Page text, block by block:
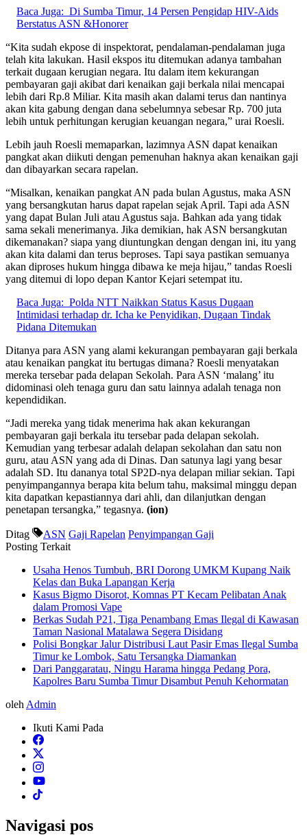
Baca Juga: Di Sumba Timur, 14 Persen Pengidap HIV-Aids
Berstatus ASN &Honorer
“Kita sudah ekpose di inspektorat, pendalaman-pendalaman juga
telah kita lakukan. Hasil ekspos itu ditemukan adanya tambahan
terkait dugaan kerugian negara. Itu dalam item kekurangan
pembayaran gaji akibat dari kenaikan gaji berkala nilai mencapai
lebih dari Rp.8 Miliar. Kita masih akan dalami terus dan nantinya
akan kita gabung dengan dana sebelumnya sebesar Rp. 700 juta
lebih untuk perhitungan kerugian keuangan negara,” urai Roesli.
Lebih jauh Roesli memaparkan, lazimnya ASN dapat kenaikan
pangkat akan diikuti dengan pemenuhan haknya akan kenaikan gaji
dan dibayarkan secara rapelan.
“Misalkan, kenaikan pangkat AN pada bulan Agustus, maka ASN
yang bersangkutan harus dapat rapelan sejak April. Tapi ada ASN
yang dapat Bulan Juli atau Agustus saja. Bahkan ada yang tidak
sama sekali menerimanya. Jika demikian, hak ASN bersangkutan
dikemanakan? siapa yang diuntungkan dengan dengan ini, itu yang
akan kita dalami dan terus beproses. Tapi saya pastikan semuanya
akan diproses hukum hingga dibawa ke meja hijau,” tandas Roesli
yang ditemui di lopo depan Kantor Kejari setempat itu.
Baca Juga: Polda NTT Naikkan Status Kasus Dugaan
Intimidasi terhadap dr. Icha ke Penyidikan, Dugaan Tindak
Pidana Ditemukan
Ditanya para ASN yang alami kekurangan pembayaran gaji berkala
atau kenaikan pangkat itu bertugas dimana? Roesli menyatakan
mereka tersebar pada delapan Sekolah. Para ASN ‘malang’ itu
didominasi oleh tenaga guru dan satu lainnya adalah tenaga non
kependidikan.
“Jadi mereka yang tidak menerima hak akan kekurangan
pembayaran gaji berkala itu tersebar pada delapan sekolah.
Kemudian yang terbesar adalah delapan sekolahan dan satu non
guru, atau ASN yang ada di Dinas. Dan satunya lagi yang besar
adalah SD. Itu dananya total SP2D-nya delapan miliar sekian. Tapi
penyimpangannya berapa kita belum tahu, maksimal minggu depan
kita dapatkan kepastiannya dari ahli, dan dilanjutkan dengan
penetapan tersangka,” tegasnya. (ion)
Ditag ASN Gaji Rapelan Penyimpangan Gaji
Posting Terkait
Usaha Henos Tumbuh, BRI Dorong UMKM Kupang Naik
Kelas dan Buka Lapangan Kerja
Kasus Bigmo Disorot, Komnas PT Kecam Pelibatan Anak
dalam Promosi Vape
Berkas Sudah P21, Tiga Penambang Emas Ilegal di Kawasan
Taman Nasional Matalawa Segera Disidang
Polisi Bongkar Jalur Distribusi Laut Pasir Emas Ilegal Sumba
Timur ke Lombok, Satu Tersangka Diamankan
Dari Panggaratau, Ningu Harama hingga Pedang Pora,
Kapolres Baru Sumba Timur Disambut Penuh Kehormatan
oleh Admin
Ikuti Kami Pada
Navigasi pos